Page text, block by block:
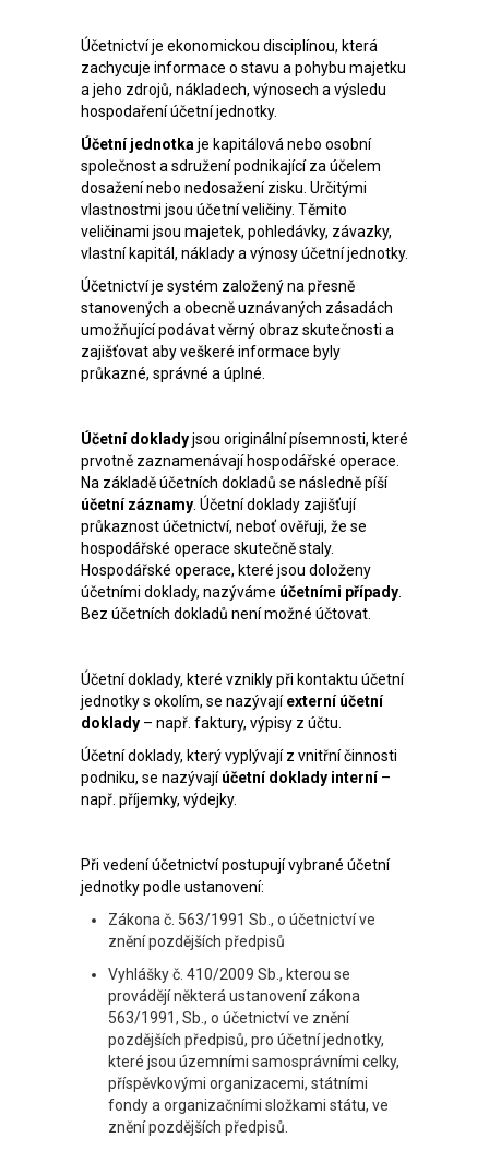
Účetnictví je ekonomickou disciplínou, která
zachycuje informace o stavu a pohybu majetku
a jeho zdrojů, nákladech, výnosech a výsledu
hospodaření účetní jednotky.
Účetní jednotka je kapitálová nebo osobní
společnost a sdružení podnikající za účelem
dosažení nebo nedosažení zisku. Určitými
vlastnostmi jsou účetní veličiny. Těmito
veličinami jsou majetek, pohledávky, závazky,
vlastní kapitál, náklady a výnosy účetní jednotky.
Účetnictví je systém založený na přesně
stanovených a obecně uznávaných zásadách
umožňující podávat věrný obraz skutečnosti a
zajišťovat aby veškeré informace byly
průkazné, správné a úplné.
Účetní dokladyjsou originální písemnosti, které
prvotně zaznamenávají hospodářské operace.
Na základě účetních dokladů se následně píší
účetní záznamy . Účetní doklady zajišťují
průkaznost účetnictví, neboť ověřuji, že se
hospodářské operace skutečně staly.
Hospodářské operace, které jsou doloženy
účetními doklady, nazýváme účetními případy
Bez účetních dokladů není možné účtovat.
Účetní doklady, které vznikly při kontaktu účetní
jednotky s okolím, se nazývajíexterní účetní
doklady – např. faktury, výpisy z účtu.
Účetní doklady, který vyplývají z vnitřní činnosti
podniku, se nazývajíúčetní doklady interní–
např. příjemky, výdejky.
Při vedení účetnictví postupují vybrané účetní
jednotky podle ustanovení:
Zákona č. 563/1991 Sb., o účetnictví ve
znění pozdějších předpisů
Vyhlášky č. 410/2009 Sb., kterou se
provádějí některá ustanovení zákona
563/1991, Sb., o účetnictví ve znění
pozdějších předpisů, pro účetní jednotky,
které jsou územními samosprávními celky,
příspěvkovými organizacemi, státními
fondy a organizačními složkami státu, ve
znění pozdějších předpisů.